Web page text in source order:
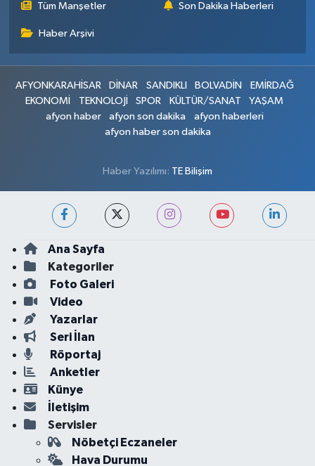
Tüm Manşetler Son Dakika Haberleri
Haber Arşivi
AFYONKARAHİSAR DİNAR SANDIKLI BOLVADİN
EMİRDAĞ
EKONOMİ
TEKNOLOJİ SPOR KÜLTÜR/SANAT
YAŞAM
afyon haber
afyon son dakika
afyon haberleri
afyon haber son dakika
Haber Yazılımı: TE Bilişim
Ana Sayfa
Kategoriler
Foto Galeri
Video
Yazarlar
Seri İlan
Röportaj
Anketler
Künye
İletişim
Servisler
Nöbetçi Eczaneler
Hava Durumu